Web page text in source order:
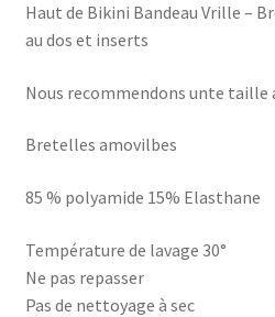
Haut de Bikini Bandeau Vrille –
au dos et inserts
Nous recommendons unte taille
Bretelles amovilbes
85 % polyamide 15% Elasthane
Température de lavage 30°
Ne pas repasser
Pas de nettoyage à sec